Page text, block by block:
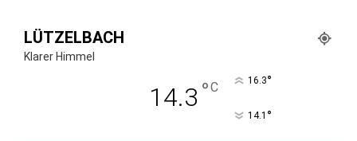
LÜTZELBACH
Klarer Himmel
14.3 °C 16.3°
14.1 °